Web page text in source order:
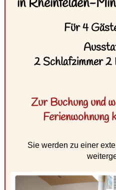
in Rheinfelden-
Für 4
2 Schlafzimmer
Zur Buchung und
Ferienwohnung
Sie werden zu einer